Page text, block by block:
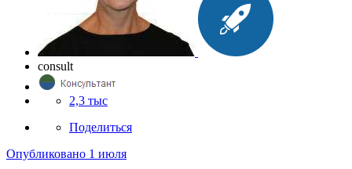
consult
2,3 тыс
Поделиться
Опубликовано 1 июля